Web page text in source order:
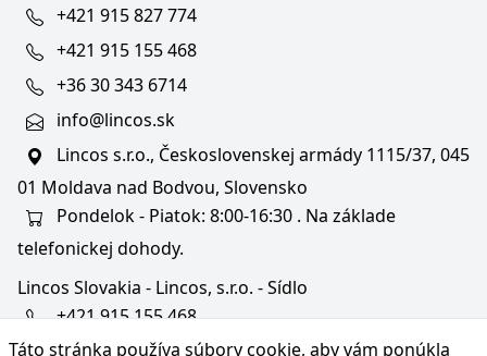
Táto stránka používa súbory cookie, aby vám ponúkla
+421 915 827 774
+421 915 155 468
+36 30 343 6714
info@lincos.sk
Lincos s.r.o., Československej armády 1115/37, 045
01 Moldava nad Bodvou, Slovensko
Pondelok - Piatok: 8:00-16:30 . Na základe
telefonickej dohody.
Lincos Slovakia - Lincos, s.r.o. - Sídlo
+421 915 155 468
+36/30 343 6714